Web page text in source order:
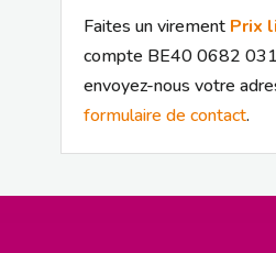
Faites un virement Prix
compte BE40 0682
envoyez-nous votre
formulaire de contact.